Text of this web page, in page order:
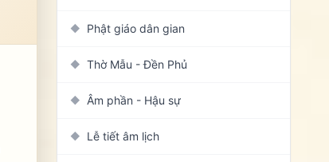
◆ Phật giáo dân gian
◆ Thờ Mẫu - Đền Phủ
◆ Âm phần - Hậu sự
◆ Lễ tiết âm lịch